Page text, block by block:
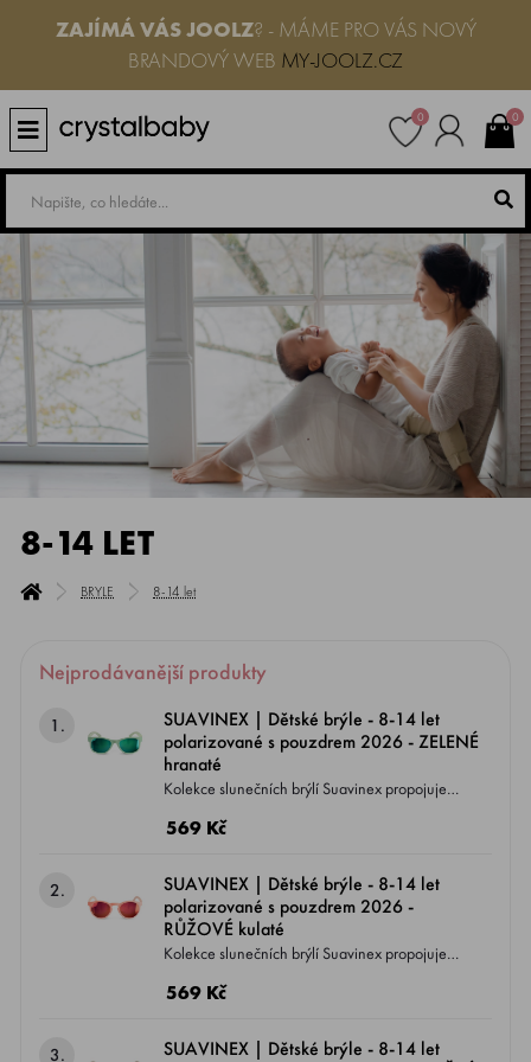
ZAJÍMÁ VÁS JOOLZ? - MÁME PRO VÁS NOVÝ
BRANDOVÝ WEB MY-JOOLZ.CZ
0 0
8-14 LET
BRYLE 8-14 let
Nejprodávanější produkty
1.
SUAVINEX | Dětské brýle - 8-14 let
polarizované s pouzdrem 2026 - ZELENÉ
hranaté
Kolekce slunečních brýlí Suavinex propojuje
zdraví s módou, což je jeden z charasterických
na prevenci, protože čočky brýlí jsou
polarizované s UV400 filtrema jednak
obsahuje lehké flexibilní obroučky , které se
přizpůsobí dětskému obličeji.
569 Kč
2.
SUAVINEX | Dětské brýle - 8-14 let
polarizované s pouzdrem 2026 -
RŮŽOVÉ kulaté
Kolekce slunečních brýlí Suavinex propojuje
zdraví s módou, což je jeden z charasterických
569 Kč
3.
SUAVINEX | Dětské brýle - 8-14 let